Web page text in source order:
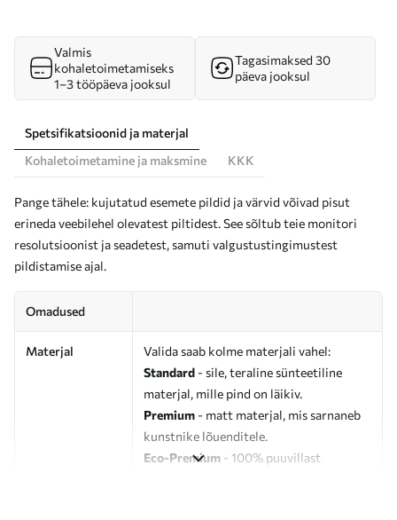
Valmis
kohaletoimetamiseks
1–3 tööpäeva jooksul
Tagasimaksed 30
päeva jooksul
Spetsifikatsioonid ja materjal
Kohaletoimetamine ja maksmine
KKK
Pange tähele: kujutatud esemete pildid ja värvid võivad pisut
erineda veebilehel olevatest piltidest. See sõltub teie monitori
resolutsioonist ja seadetest, samuti valgustustingimustest
pildistamise ajal.
Omadused
Materjal
Valida saab kolme materjali vahel:
Standard - sile, teraline sünteetiline
materjal, mille pind on läikiv.
Premium - matt materjal, mis sarnaneb
kunstnike lõuenditele.
Eco-Premium - 100% puuvillast